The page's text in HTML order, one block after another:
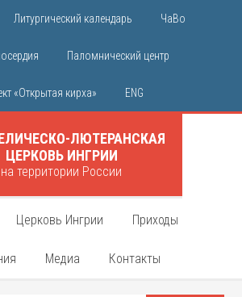
Литургический календарь ЧаВо
Паломнический центр
«Открытая кирха» ENG
ЛЮТЕРАНСКАЯ
ЦЕРКОВЬ ИНГРИИ
на территории России
Церковь Ингрии Приходы
Медиа Контакты